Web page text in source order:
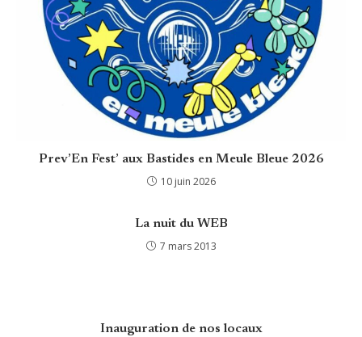
Prev’En Fest’ aux Bastides en Meule Bleue 2026
10 juin 2026
La nuit du WEB
7 mars 2013
Inauguration de nos locaux